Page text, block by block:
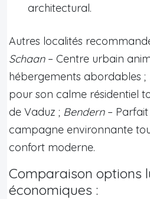
architectural.
Autres localités
Schaan– Centre urbain
hébergements abordables ;
pour son calme résidentiel
de Vaduz ; Bendern–
campagne environnante
confort moderne.
Comparaison options
économiques :